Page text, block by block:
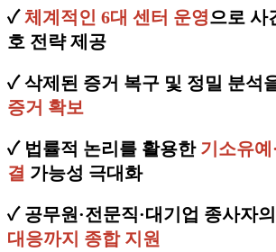
✓체계적인 6대 센터 운영으로 사
호 전략 제공
✓ 삭제된 증거 복구 및 정밀 분석
증거 확보
✓ 법률적 논리를 활용한 기소유예
결 가능성 극대화
✓ 공무원·전문직·대기업 종사자
대응까지 종합 지원